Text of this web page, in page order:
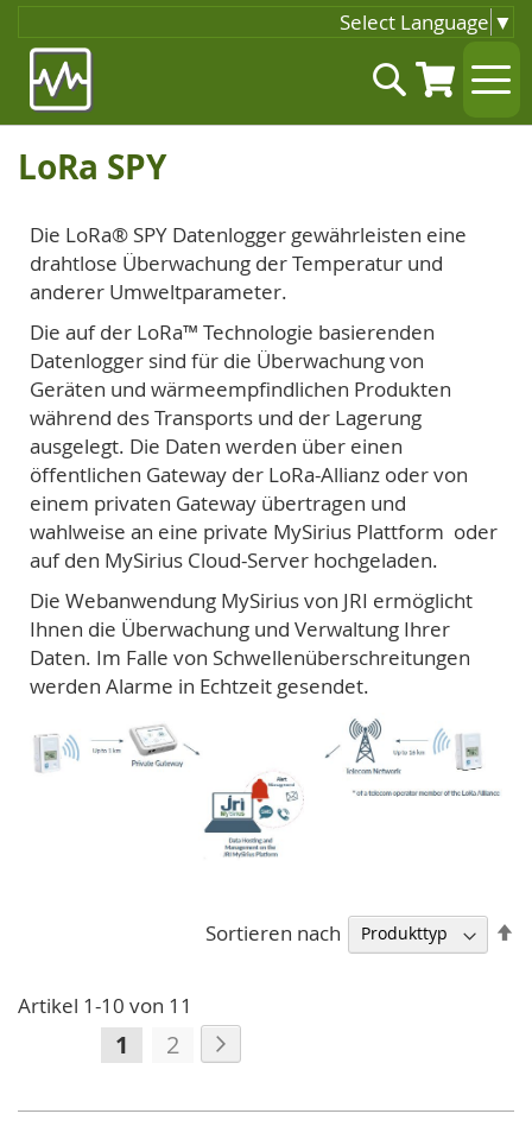
Select Language ▼
Inhalt
springen
Suche
LoRa SPY
Die LoRa® SPY Datenlogger gewährleisten eine
drahtlose Überwachung der Temperatur und
anderer Umweltparameter.
Die auf der LoRa™ Technologie basierenden
Datenlogger sind für die Überwachung von
Geräten und wärmeempfindlichen Produkten
während des Transports und der Lagerung
ausgelegt. Die Daten werden über einen
öffentlichen Gateway der LoRa-Allianz oder von
einem privaten Gateway übertragen und
wahlweise an eine private MySirius Plattform oder
auf den MySirius Cloud-Server hochgeladen.
Die Webanwendung MySirius von JRI ermöglicht
Ihnen die Überwachung und Verwaltung Ihrer
Daten. Im Falle von Schwellenüberschreitungen
werden Alarme in Echtzeit gesendet.
Artikel 1-10 von 11
Seite
Sie
gerade
1 Seite
2
Sortieren nach